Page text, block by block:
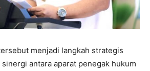
menjadi langkah strategis
antara aparat penegak hukum